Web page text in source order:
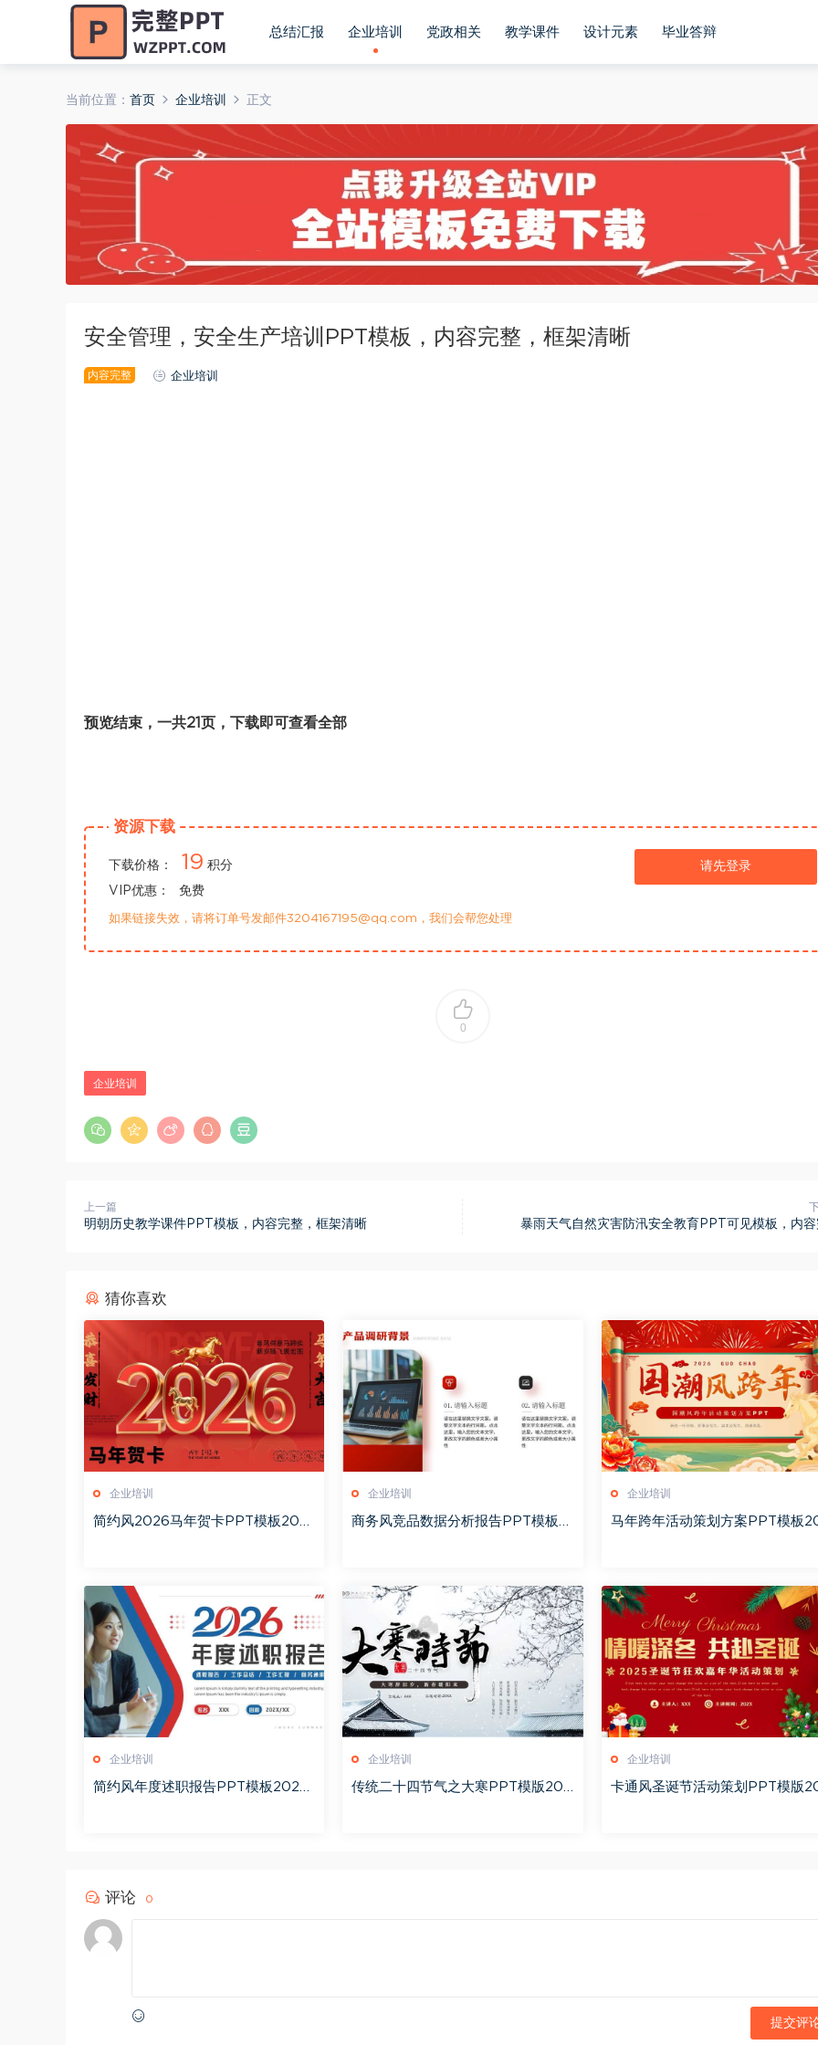
总结汇报 企业培训 党政相关 教学课件 设计元素 毕业答辩
当前位置： 首页 企业培训 正文
安全管理，安全生产培训PPT模板，内容完整，框架清晰
内容完整 企业培训
预览结束，一共21页，下载即可查看全部
资源下载
下载价格： 19 积分
VIP优惠：
免费
请先登录
如果链接失效，请将订单号发邮件3204167195@qq.com，我们会帮您处理
0
企业培训
上一篇
明朝历史教学课件PPT模板，内容完整，框架清晰 暴雨天气自然灾害防汛安全教育PPT可见模板，内
猜你喜欢
企业培训
简约风2026马年贺卡PPT模板202
企业培训
商务风竞品数据分析报告PPT模板2
企业培训
马年跨年活动策划方案PPT模板
企业培训
简约风年度述职报告PPT模板2026
企业培训
传统二十四节气之大寒PPT模版202
企业培训
卡通风圣诞节活动策划PPT模版
评论 0
提交评